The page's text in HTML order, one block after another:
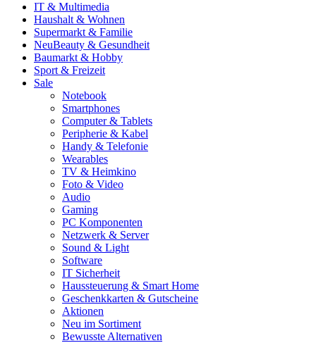
IT & Multimedia
Haushalt & Wohnen
Supermarkt & Familie
NeuBeauty & Gesundheit
Baumarkt & Hobby
Sport & Freizeit
Sale
Notebook
Smartphones
Computer & Tablets
Peripherie & Kabel
Handy & Telefonie
Wearables
TV & Heimkino
Foto & Video
Audio
Gaming
PC Komponenten
Netzwerk & Server
Sound & Light
Software
IT Sicherheit
Haussteuerung & Smart Home
Geschenkkarten & Gutscheine
Aktionen
Neu im Sortiment
Bewusste Alternativen